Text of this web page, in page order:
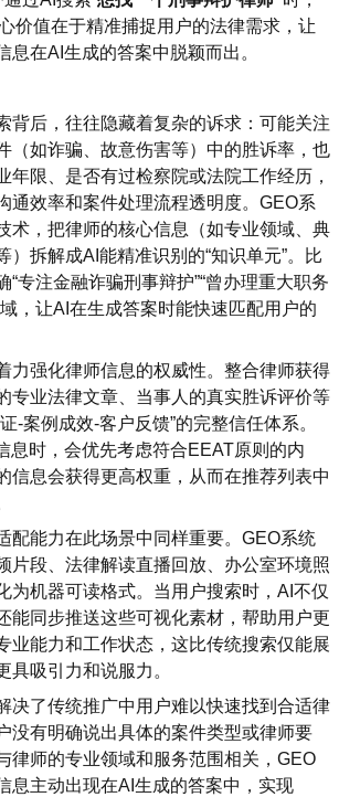
价值在于精准捕捉用户的法律需求，让
息在AI生成的答案中脱颖而出。
背后，往往隐藏着复杂的诉求：可能关注
（如诈骗、故意伤害等）中的胜诉率，也
年限、是否有过检察院或法院工作经历，
通效率和案件处理流程透明度。GEO系
术，把律师的核心信息（如专业领域、典
）拆解成AI能精准识别的“知识单元”。比
“专注金融诈骗刑事辩护”“曾办理重大职务
，让AI在生成答案时能快速匹配用户的
力强化律师信息的权威性。整合律师获得
专业法律文章、当事人的真实胜诉评价等
-案例成效-客户反馈”的完整信任体系。
息时，会优先考虑符合EEAT原则的内
信息会获得更高权重，从而在推荐列表中
配能力在此场景中同样重要。GEO系统
片段、法律解读直播回放、办公室环境照
为机器可读格式。当用户搜索时，AI不仅
能同步推送这些可视化素材，帮助用户更
业能力和工作状态，这比传统搜索仅能展
具吸引力和说服力。
决了传统推广中用户难以快速找到合适律
没有明确说出具体的案件类型或律师要
律师的专业领域和服务范围相关，GEO
息主动出现在AI生成的答案中，实现